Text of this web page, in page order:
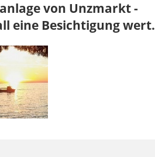
von Unzmarkt -
eine Besichtigung wert.